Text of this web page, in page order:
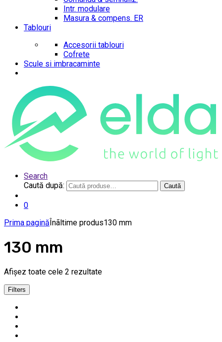
Intr. modulare
Masura & compens. ER
Tablouri
Accesorii tablouri
Cofrete
Scule si imbracaminte
Search
Caută după:
Caută
0
Prima paginăÎnãltime produs130 mm
130 mm
Afișez toate cele 2 rezultate
Filters